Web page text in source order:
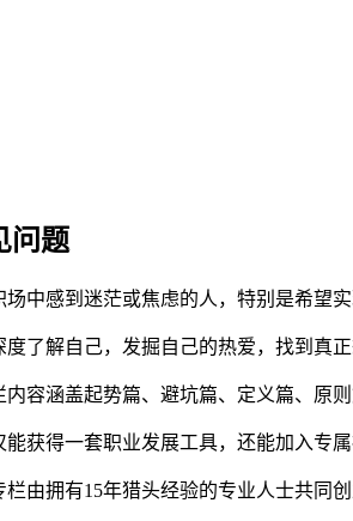
问题
中感到迷茫或焦虑的人，特别是希望
了解自己，发掘自己的热爱，找到真
内容涵盖起势篇、避坑篇、定义篇、原
能获得一套职业发展工具，还能加入专
栏由拥有15年猎头经验的专业人士共同